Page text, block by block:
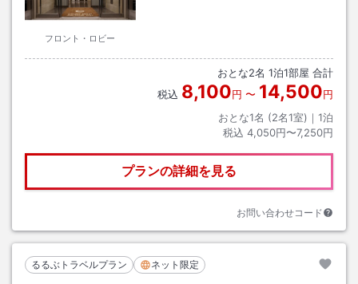
フロント・ロビー
おとな2名 1泊1部屋 合計
税込 8,100円 〜 14,500円
おとな1名 (2名1室)｜ 1泊
税込 4,050円〜7,250円
プランの詳細を見る
お問い合わせコード
るるぶトラベルプラン ネット限定